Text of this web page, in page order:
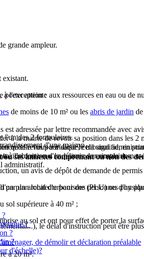
grande ampleur.
existant.
à l'exception :
de moins de 10 m² ou les abris de jardin
d'une maison.
plan local d'urbanisme (PLU) ou d'un
sol supérieure à 40 m² ;
au sol et ont pour effet de porter la
à 20 m².
atteinte aux ressources en eau ou de
l'un des 2 formulaires.
ses annexes comprenant ou non des
de démolir et déclaration préalable
un avis de dépôt de demande de
un architecte pour des personnes
le délai d'instruction peut être
adressée par lettre recommandée avec
à la mairie de revoir sa position dans les
de refus pour saisir le tribunal
à l'obtention d'un permis de construire.
qu'elle vous a indiqué, cela signifie, en
doit vous le délivrer sur simple
administratif.
?
?
?
?
d'échelle)?